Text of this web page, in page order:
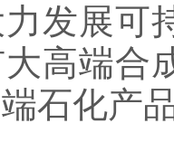
发展可
高端合
石化产